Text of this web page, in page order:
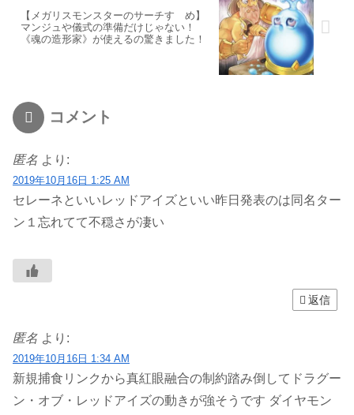
【メガリスモンスターのサーチすゝめ】
マンジュや儀式の準備だけじゃない！
《魂の造形家》が使えるの驚きました！
コメント
匿名 より:
2019年10月16日 1:25 AM
セレーネといいレッドアイズといい昨日発表のは同名ター
ン１忘れてて不穏さが凄い
返信
匿名 より:
2019年10月16日 1:34 AM
新規捕食リンクから真紅眼融合の制約踏み倒してドラグー
ン・オブ・レッドアイズの動きが強そうです ダイヤモン